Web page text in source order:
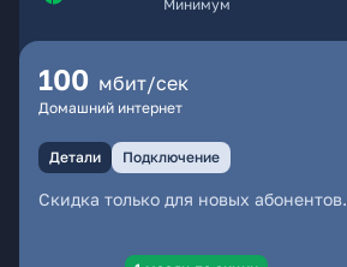
Минимум
100 мбит/сек
Домашний интернет
Детали Подключение
Скидка только для новых абонентов.